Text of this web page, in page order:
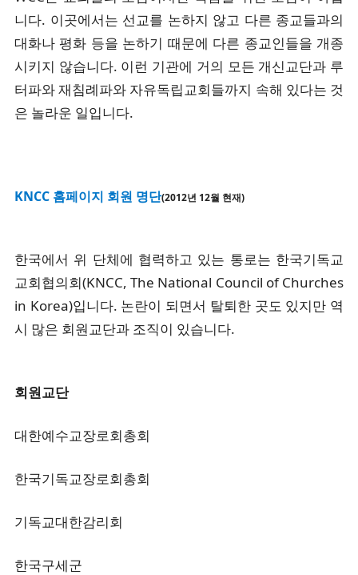
니다. 이곳에서는 선교를 논하지 않고 다른 종교들과의
대화나 평화 등을 논하기 때문에 다른 종교인들을 개종
시키지 않습니다. 이런 기관에 거의 모든 개신교단과 루
터파와 재침례파와 자유독립교회들까지 속해 있다는 것
은 놀라운 일입니다.
KNCC 홈페이지 회원 명단(2012년 12월 현재)
한국에서 위 단체에 협력하고 있는 통로는 한국기독교
교회협의회(KNCC, The National Council of Churches
in Korea)입니다. 논란이 되면서 탈퇴한 곳도 있지만 역
시 많은 회원교단과 조직이 있습니다.
회원교단
대한예수교장로회총회
한국기독교장로회총회
기독교대한감리회
한국구세군